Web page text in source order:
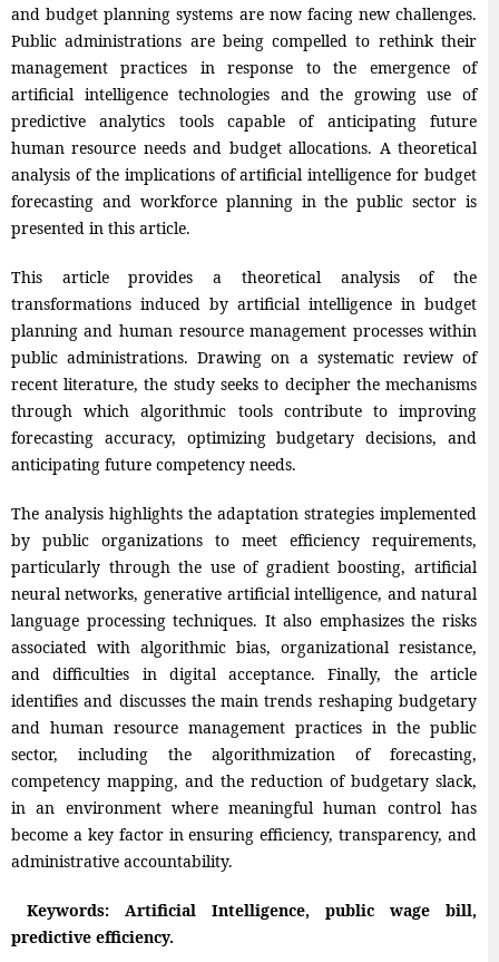
and budget planning systems are now facing new challenges.
Public administrations are being compelled to rethink their
management practices in response to the emergence of
artificial intelligence technologies and the growing use of
predictive analytics tools capable of anticipating future
human resource needs and budget allocations. A theoretical
analysis of the implications of artificial intelligence for budget
forecasting and workforce planning in the public sector is
presented in this article.
This article provides a theoretical analysis of the
transformations induced by artificial intelligence in budget
planning and human resource management processes within
public administrations. Drawing on a systematic review of
recent literature, the study seeks to decipher the mechanisms
through which algorithmic tools contribute to improving
forecasting accuracy, optimizing budgetary decisions, and
anticipating future competency needs.
The analysis highlights the adaptation strategies implemented
by public organizations to meet efficiency requirements,
particularly through the use of gradient boosting, artificial
neural networks, generative artificial intelligence, and natural
language processing techniques. It also emphasizes the risks
associated with algorithmic bias, organizational resistance,
and difficulties in digital acceptance. Finally, the article
identifies and discusses the main trends reshaping budgetary
and human resource management practices in the public
sector, including the algorithmization of forecasting,
competency mapping, and the reduction of budgetary slack,
in an environment where meaningful human control has
become a key factor in ensuring efficiency, transparency, and
administrative accountability.
Keywords: Artificial Intelligence, public wage bill,
predictive efficiency.